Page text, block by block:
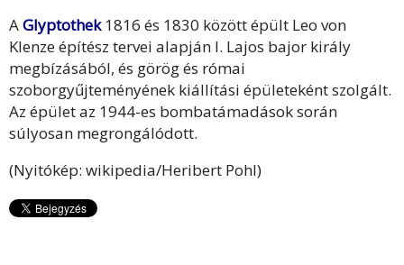
AGlyptothek1816 és 1830 között épült Leo von
Klenze építész tervei alapján I. Lajos bajor király
megbízásából, és görög és római
szoborgyűjteményének kiállítási épületeként szolgált.
Az épület az 1944-es bombatámadások során
súlyosan megrongálódott.
(Nyitókép: wikipedia/Heribert Pohl)